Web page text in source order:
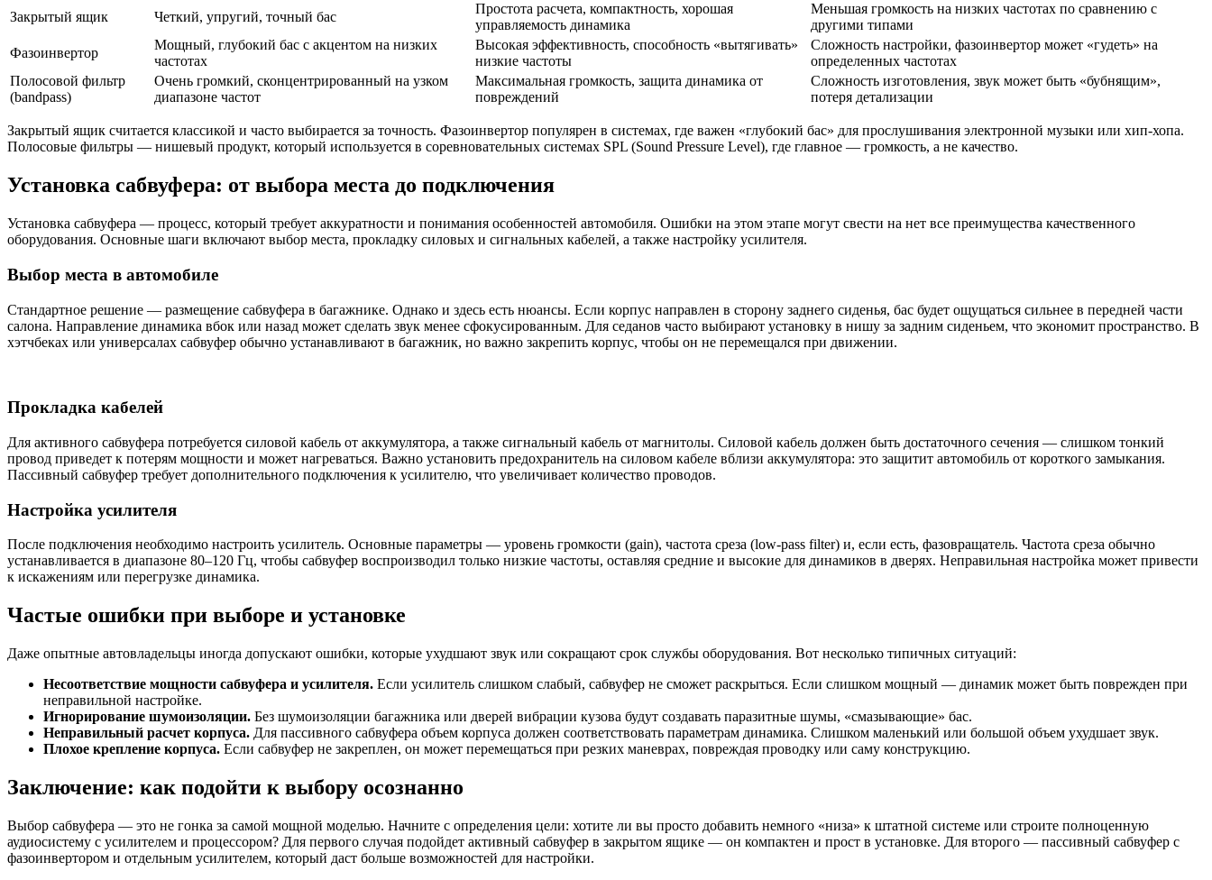
Закрытый ящик
Четкий, упругий, точный бас
Простота расчета, компактность, хорошая
управляемость динамика
Меньшая громкость на низких частотах по сравнению с
другими типами
Фазоинвертор
Мощный, глубокий бас с акцентом на низких
частотах
Высокая эффективность, способность «вытягивать»
низкие частоты
Сложность настройки, фазоинвертор может «гудеть» на
определенных частотах
Полосовой фильтр
(bandpass)
Очень громкий, сконцентрированный на узком
диапазоне частот
Максимальная громкость, защита динамика от
повреждений
Сложность изготовления, звук может быть «бубнящим»,
потеря детализации
Закрытый ящик считается классикой и часто выбирается за точность. Фазоинвертор популярен в системах, где важен «глубокий бас» для прослушивания электронной музыки или хип-хопа.
Полосовые фильтры — нишевый продукт, который используется в соревновательных системах SPL (Sound Pressure Level), где главное — громкость, а не качество.
Установка сабвуфера: от выбора места до подключения
Установка сабвуфера — процесс, который требует аккуратности и понимания особенностей автомобиля. Ошибки на этом этапе могут свести на нет все преимущества качественного
оборудования. Основные шаги включают выбор места, прокладку силовых и сигнальных кабелей, а также настройку усилителя.
Выбор места в автомобиле
Стандартное решение — размещение сабвуфера в багажнике. Однако и здесь есть нюансы. Если корпус направлен в сторону заднего сиденья, бас будет ощущаться сильнее в передней части
салона. Направление динамика вбок или назад может сделать звук менее сфокусированным. Для седанов часто выбирают установку в нишу за задним сиденьем, что экономит пространство. В
хэтчбеках или универсалах сабвуфер обычно устанавливают в багажник, но важно закрепить корпус, чтобы он не перемещался при движении.
Прокладка кабелей
Для активного сабвуфера потребуется силовой кабель от аккумулятора, а также сигнальный кабель от магнитолы. Силовой кабель должен быть достаточного сечения — слишком тонкий
провод приведет к потерям мощности и может нагреваться. Важно установить предохранитель на силовом кабеле вблизи аккумулятора: это защитит автомобиль от короткого замыкания.
Пассивный сабвуфер требует дополнительного подключения к усилителю, что увеличивает количество проводов.
Настройка усилителя
После подключения необходимо настроить усилитель. Основные параметры — уровень громкости (gain), частота среза (low-pass filter) и, если есть, фазовращатель. Частота среза обычно
устанавливается в диапазоне 80–120 Гц, чтобы сабвуфер воспроизводил только низкие частоты, оставляя средние и высокие для динамиков в дверях. Неправильная настройка может привести
к искажениям или перегрузке динамика.
Частые ошибки при выборе и установке
Даже опытные автовладельцы иногда допускают ошибки, которые ухудшают звук или сокращают срок службы оборудования. Вот несколько типичных ситуаций:
Несоответствие мощности сабвуфера и усилителя. Если усилитель слишком слабый, сабвуфер не сможет раскрыться. Если слишком мощный — динамик может быть поврежден при
неправильной настройке.
Игнорирование шумоизоляции. Без шумоизоляции багажника или дверей вибрации кузова будут создавать паразитные шумы, «смазывающие» бас.
Неправильный расчет корпуса. Для пассивного сабвуфера объем корпуса должен соответствовать параметрам динамика. Слишком маленький или большой объем ухудшает звук.
Плохое крепление корпуса. Если сабвуфер не закреплен, он может перемещаться при резких маневрах, повреждая проводку или саму конструкцию.
Заключение: как подойти к выбору осознанно
Выбор сабвуфера — это не гонка за самой мощной моделью. Начните с определения цели: хотите ли вы просто добавить немного «низа» к штатной системе или строите полноценную
аудиосистему с усилителем и процессором? Для первого случая подойдет активный сабвуфер в закрытом ящике — он компактен и прост в установке. Для второго — пассивный сабвуфер с
фазоинвертором и отдельным усилителем, который даст больше возможностей для настройки.